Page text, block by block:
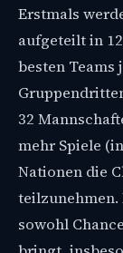
Erstmals
aufgeteilt in
besten Teams
32
mehr Spiele
Nationen die
teilzunehmen.
sowohl